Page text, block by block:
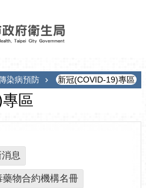
染病預防 新冠(COVID-19)專區
區
息
物合約機構名冊